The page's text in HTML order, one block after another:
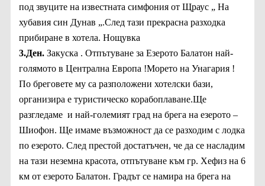
под звуците на известната симфония от Щраус „ На
хубавия син Дунав „.След тази прекрасна разходка
прибиране в хотела. Нощувка
3.Ден.Закуска . Отпътуване за Езерото Балатон най-
голямото в Централна Европа !Морето на Унагария !
По бреговете му са разположени хотелски бази,
организира е туристическо корабоплаване.Ще
разгледаме и най-големият град на брега на езерото –
Шиофон. Ще имаме възможност да се разходим с лодка
по езерото. След престой достатъчен, че да се насладим
на тази неземна красота, отпътуване към гр. Хефиз на 6
км от езерото Балатон. Градът се намира на брега на